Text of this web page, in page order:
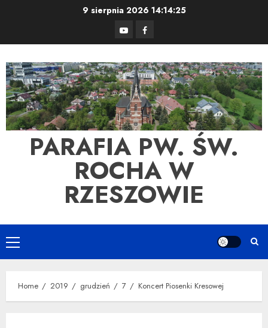
9 sierpnia 2026 14:14:25
YouTubeFacebook
PARAFIA PW. ŚW.
ROCHA W
RZESZOWIE
Primary
Menu
Home 2019 grudzień 7 Koncert Piosenki Kresowej